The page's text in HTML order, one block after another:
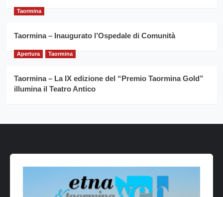
Taormina
Taormina – Inaugurato l’Ospedale di Comunità
Apertura Taormina
Taormina – La IX edizione del “Premio Taormina Gold”
illumina il Teatro Antico